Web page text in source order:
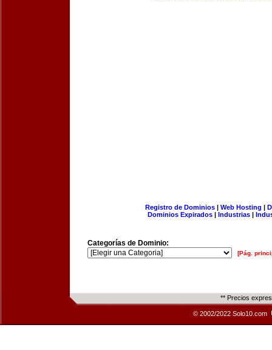
Registro de Dominios| Web Hosting |
Dominios Expirados | Industrias |
Categorías de Dominio:
[Pág.
** Precios
© 2002/2022 Solo10.com